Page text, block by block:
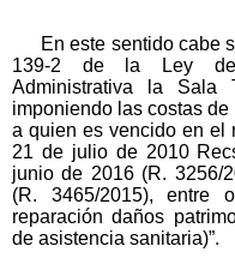
En este sentido cabe
139-2 de la Ley de
Administrativa la Sala
imponiendo las costas
a quien es vencido en el
21 de julio de 2010
junio de 2016 (R. 3256/
(R. 3465/2015), entre
reparación daños
de asistencia sanitaria)”.